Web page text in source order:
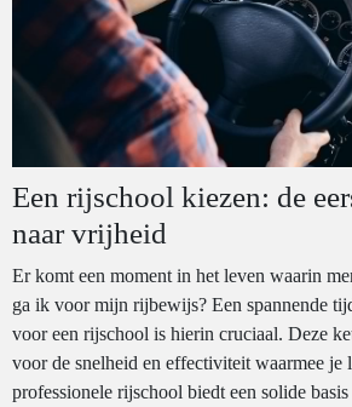
Een rijschool kiezen: de
naar vrijheid
Er komt een moment in het leven waarin
ga ik voor mijn rijbewijs? Een spannende
voor een rijschool is hierin cruciaal. Deze
voor de snelheid en effectiviteit waarmee je
professionele rijschool biedt een solide